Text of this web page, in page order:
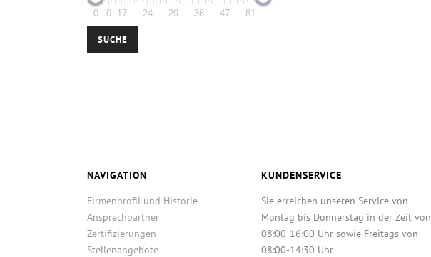
0 0 17 24 29 36 47 81
SUCHE
NAVIGATION
Firmenprofil und Historie
Ansprechpartner
Zertifizierungen
Stellenangebote
KUNDENSERVICE
Sie erreichen unseren Service von
Montag bis Donnerstag in der Zeit von
08:00-16:00 Uhr sowie Freitags von
08:00-14:30 Uhr